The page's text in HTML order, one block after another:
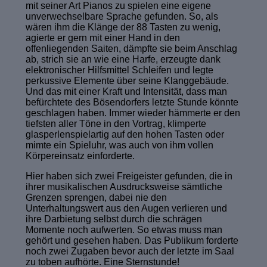
mit seiner Art Pianos zu spielen eine eigene
unverwechselbare Sprache gefunden. So, als
wären ihm die Klänge der 88 Tasten zu wenig,
agierte er gern mit einer Hand in den
offenliegenden Saiten, dämpfte sie beim Anschlag
ab, strich sie an wie eine Harfe, erzeugte dank
elektronischer Hilfsmittel Schleifen und legte
perkussive Elemente über seine Klanggebäude.
Und das mit einer Kraft und Intensität, dass man
befürchtete des Bösendorfers letzte Stunde könnte
geschlagen haben. Immer wieder hämmerte er den
tiefsten aller Töne in den Vortrag, klimperte
glasperlenspielartig auf den hohen Tasten oder
mimte ein Spieluhr, was auch von ihm vollen
Körpereinsatz einforderte.
Hier haben sich zwei Freigeister gefunden, die in
ihrer musikalischen Ausdrucksweise sämtliche
Grenzen sprengen, dabei nie den
Unterhaltungswert aus den Augen verlieren und
ihre Darbietung selbst durch die schrägen
Momente noch aufwerten. So etwas muss man
gehört und gesehen haben. Das Publikum forderte
noch zwei Zugaben bevor auch der letzte im Saal
zu toben aufhörte. Eine Sternstunde!